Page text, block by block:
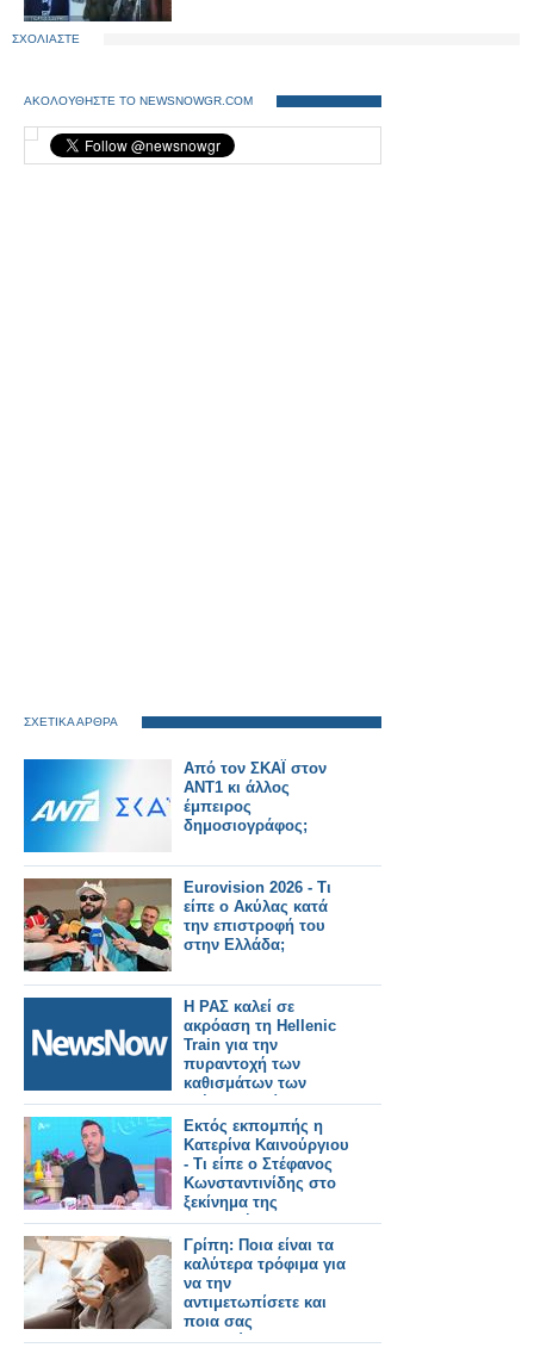
ΣΧΟΛΙΑΣΤΕ
ΑΚΟΛΟΥΘΗΣΤΕ ΤΟ NEWSNOWGR.COM
ΣΧΕΤΙΚΑ ΑΡΘΡΑ
Από τον ΣΚΑΪ στον
ΑΝΤ1 κι άλλος
έμπειρος
δημοσιογράφος;
Eurovision 2026 - Τι
είπε ο Ακύλας κατά
την επιστροφή του
στην Ελλάδα;
Η ΡΑΣ καλεί σε
ακρόαση τη Hellenic
Train για την
πυραντοχή των
καθισμάτων των
τρένων- Τι είπε ο
Κωνσταντίνος
Κυρανάκης.
Εκτός εκπομπής η
Κατερίνα Καινούργιου
- Τι είπε ο Στέφανος
Κωνσταντινίδης στο
ξεκίνημα της
εκπομπής;
Γρίπη: Ποια είναι τα
καλύτερα τρόφιμα για
να την
αντιμετωπίσετε και
ποια σας
επιβαρύνουν